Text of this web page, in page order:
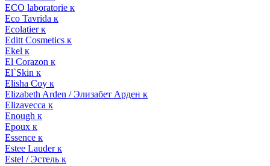
ECO laboratorie к
Eco Tavrida к
Ecolatier к
Editt Cosmetics к
Ekel к
El Corazon к
El`Skin к
Elisha Coy к
Elizabeth Arden / Элизабет Арден к
Elizavecca к
Enough к
Epoux к
Essence к
Estee Lauder к
Estel / Эстель к